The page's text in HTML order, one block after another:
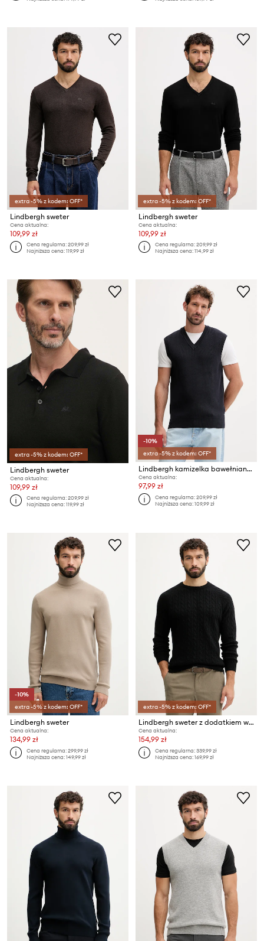
extra -5% z kodem: OFF*
Lindbergh sweter
Cena aktualna:
109,99 zł
Cena regularna:209,99 zł
Najniższa cena:119,99 zł
extra -5% z kodem: OFF*
Lindbergh sweter
Cena aktualna:
109,99 zł
Cena regularna:209,99 zł
Najniższa cena:114,99 zł
extra -5% z kodem: OFF*
Lindbergh sweter
Cena aktualna:
109,99 zł
Cena regularna:209,99 zł
Najniższa cena:119,99 zł
-10%
extra -5% z kodem: OFF*
Lindbergh kamizelka bawełniana
Cena aktualna:
97,99 zł
Cena regularna:209,99 zł
Najniższa cena:109,99 zł
-10%
extra -5% z kodem: OFF*
Lindbergh sweter
Cena aktualna:
134,99 zł
Cena regularna:299,99 zł
Najniższa cena:149,99 zł
extra -5% z kodem: OFF*
Lindbergh sweter z dodatkiem wełny
Cena aktualna:
154,99 zł
Cena regularna:339,99 zł
Najniższa cena:169,99 zł